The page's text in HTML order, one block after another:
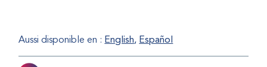
Aussi disponible en : English Español